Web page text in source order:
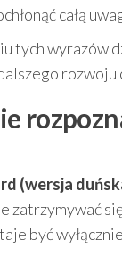
całą
tych wyrazów
(wersja
zatrzymywać
być